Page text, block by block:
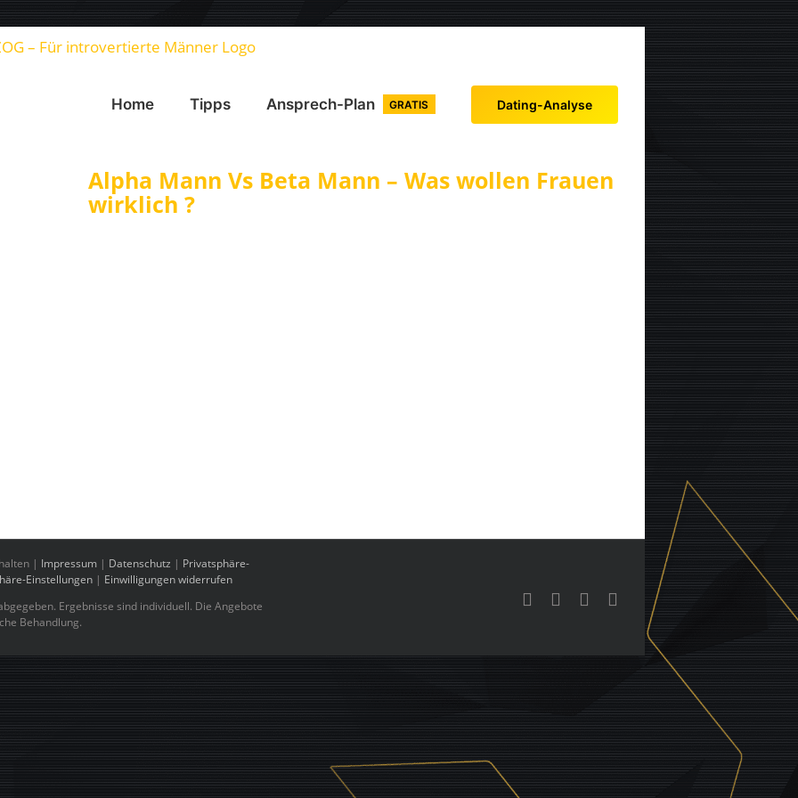
Home Tipps Ansprech-Plan GRATIS Dating-Analyse
Alpha Mann Vs Beta Mann – Was wollen Frauen
wirklich ?
| Impressum | Datenschutz | Privatsphäre-
Einstellungen | Einwilligungen widerrufen
Ergebnisse sind individuell. Die Angebote
Behandlung.
YouTubeBenutzerdefiniert
Instagram
Tiktok